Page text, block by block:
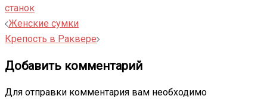
станок
Навигация
записи
Женские сумки
Крепость в Раквере
Добавить комментарий
Для отправки комментария вам необходимо